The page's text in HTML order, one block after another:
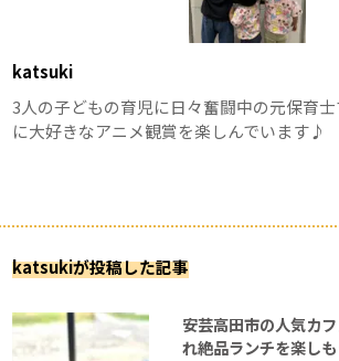
katsuki
3人の子どもの育児に日々奮闘中の元保育
に大好きなアニメ観賞を楽しんでいます♪
katsukiが投稿した記事
安芸高田市の人気カ
れ絶品ランチを楽し